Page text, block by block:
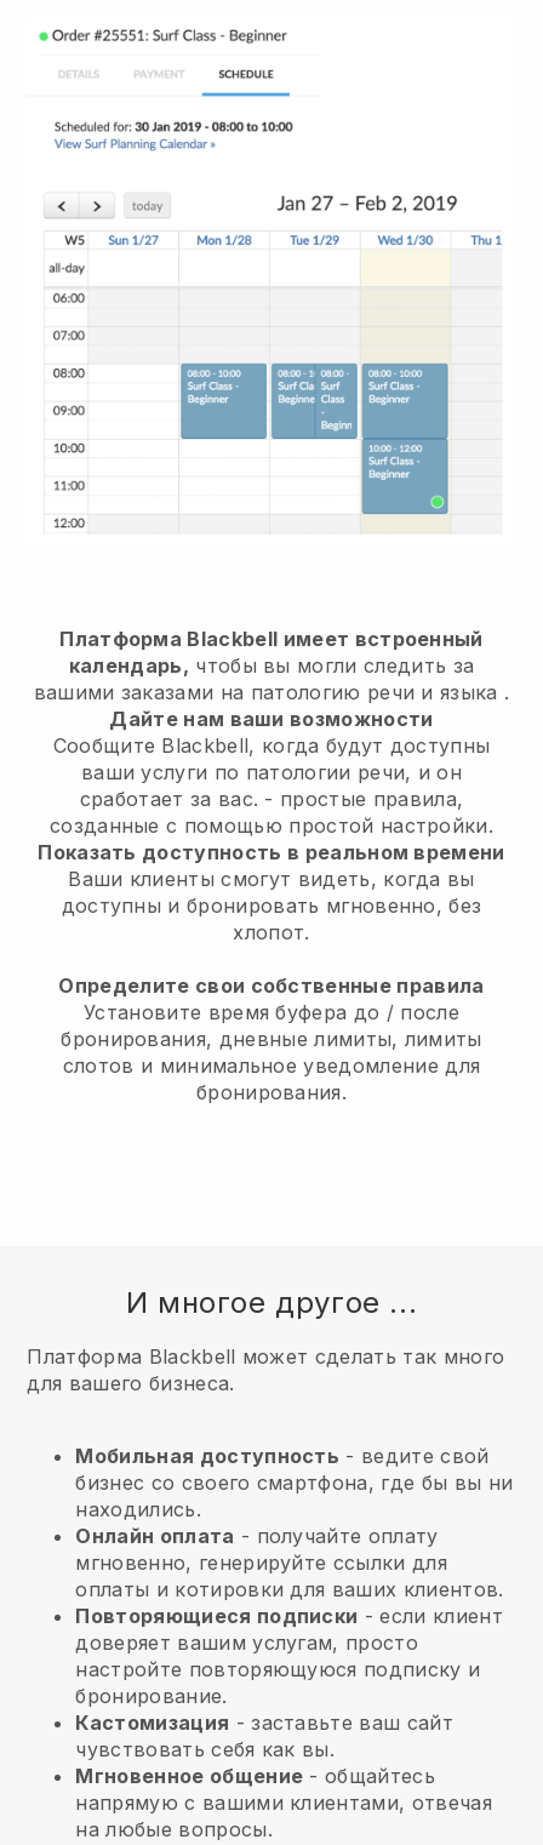
Платформа Blackbell имеет встроенный
календарь, чтобы вы могли следить за
вашими заказами на патологию речи и языка .
Дайте нам ваши возможности
Сообщите Blackbell, когда будут доступны
ваши услуги по патологии речи, и он
сработает за вас. - простые правила,
созданные с помощью простой настройки.
Показать доступность в реальном времени
Ваши клиенты смогут видеть, когда вы
доступны и бронировать мгновенно, без
хлопот.
Определите свои собственные правила
Установите время буфера до / после
бронирования, дневные лимиты, лимиты
слотов и минимальное уведомление для
бронирования.
И многое другое ...
Платформа Blackbell может сделать так много
для вашего бизнеса.
Мобильная доступность - ведите свой
бизнес со своего смартфона, где бы вы ни
находились.
Онлайн оплата - получайте оплату
мгновенно, генерируйте ссылки для
оплаты и котировки для ваших клиентов.
Повторяющиеся подписки - если клиент
доверяет вашим услугам, просто
настройте повторяющуюся подписку и
бронирование.
Кастомизация - заставьте ваш сайт
чувствовать себя как вы.
Мгновенное общение - общайтесь
напрямую с вашими клиентами, отвечая
на любые вопросы.